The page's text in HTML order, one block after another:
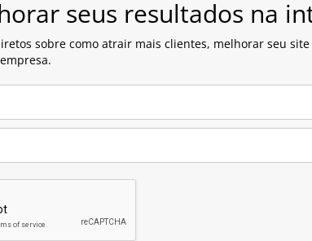
seus resultados na
sobre como atrair mais clientes, melhorar seu